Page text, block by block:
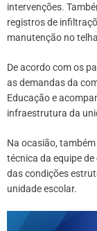
intervenções.
registros de
manutenção no
De acordo com os
as demandas da
Educação e
infraestrutura da
Na ocasião,
técnica da equipe
das condições
unidade escolar.